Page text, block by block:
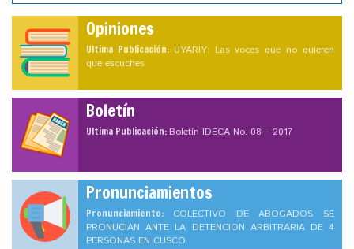
Opiniones
Ultima Publicación: UYARIY: Las voces que no quieren
que escuches
Boletín
Ultima Publicación:Boletín IDECA No. 08 – 2017
Pronunciamientos
Pronunciamiento: COLECTIVO DE ABOGADOS SE
PRONUCIAN ANTE LA DETENCION ARBITRARIA DE 4
PERSONAS EN CUSCO